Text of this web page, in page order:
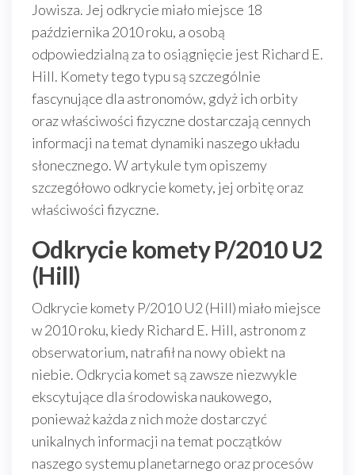
Jowisza. Jej odkrycie miało miejsce 18
października 2010 roku, a osobą
odpowiedzialną za to osiągnięcie jest Richard E.
Hill. Komety tego typu są szczególnie
fascynujące dla astronomów, gdyż ich orbity
oraz właściwości fizyczne dostarczają cennych
informacji na temat dynamiki naszego układu
słonecznego. W artykule tym opiszemy
szczegółowo odkrycie komety, jej orbitę oraz
właściwości fizyczne.
Odkrycie komety P/2010 U2
(Hill)
Odkrycie komety P/2010 U2 (Hill) miało miejsce
w 2010 roku, kiedy Richard E. Hill, astronom z
obserwatorium, natrafił na nowy obiekt na
niebie. Odkrycia komet są zawsze niezwykle
ekscytujące dla środowiska naukowego,
ponieważ każda z nich może dostarczyć
unikalnych informacji na temat początków
naszego systemu planetarnego oraz procesów